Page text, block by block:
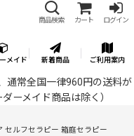
商品検索 カート ログイン
メイド 新着商品 ご利用案内
通常全国一律960円の送料が
ーメイド商品は除く）
セルフセラピー 箱庭セラピー